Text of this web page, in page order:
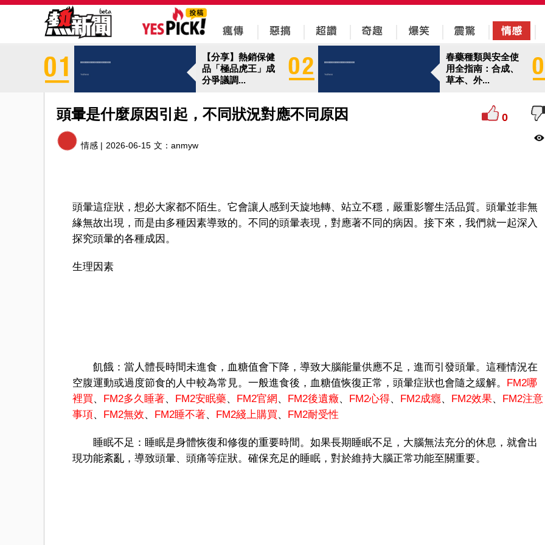
【分享】熱銷保健
品「極品虎王」成
分爭議調...
春藥種類與安全使
用全指南：合成、
草本、外...
頭暈是什麼原因引起，不同狀況對應不同原因 0
情感 | 2026-06-15 文： anmyw
頭暈這症狀，想必大家都不陌生。它會讓人感到天旋地轉、站立不穩，嚴重影響生活品質。頭暈並非無
緣無故出現，而是由多種因素導致的。不同的頭暈表現，對應著不同的病因。接下來，我們就一起深入
探究頭暈的各種成因。
生理因素
飢餓：當人體長時間未進食，血糖值會下降，導致大腦能量供應不足，進而引發頭暈。這種情況在
空腹運動或過度節食的人中較為常見。一般進食後，血糖值恢復正常，頭暈症狀也會隨之緩解。 FM2哪
裡買、 FM2多久睡著、 FM2安眠藥、 FM2官網 、 FM2後遺癥、 FM2心得、 FM2成癮、 FM2效果、 FM2注意
事項、 FM2無效、 FM2睡不著、 FM2綫上購買、 FM2耐受性
睡眠不足：睡眠是身體恢復和修復的重要時間。如果長期睡眠不足，大腦無法充分的休息，就會出
現功能紊亂，導致頭暈、頭痛等症狀。確保充足的睡眠，對於維持大腦正常功能至關重要。